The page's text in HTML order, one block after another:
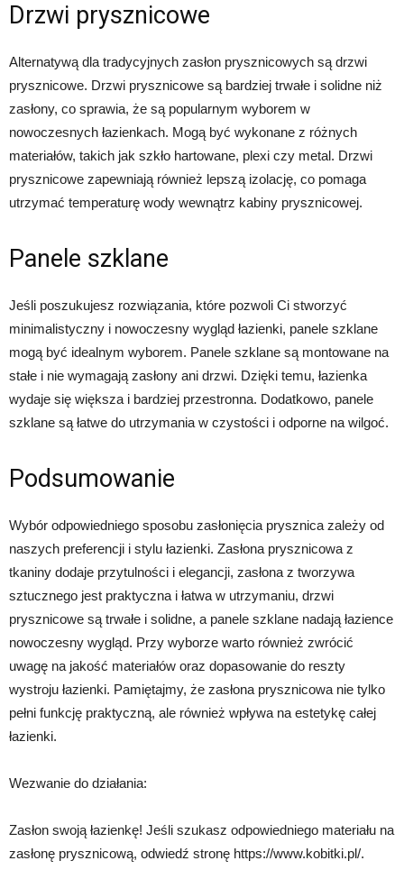
Drzwi prysznicowe
Alternatywą dla tradycyjnych zasłon prysznicowych są drzwi
prysznicowe. Drzwi prysznicowe są bardziej trwałe i solidne niż
zasłony, co sprawia, że są popularnym wyborem w
nowoczesnych łazienkach. Mogą być wykonane z różnych
materiałów, takich jak szkło hartowane, plexi czy metal. Drzwi
prysznicowe zapewniają również lepszą izolację, co pomaga
utrzymać temperaturę wody wewnątrz kabiny prysznicowej.
Panele szklane
Jeśli poszukujesz rozwiązania, które pozwoli Ci stworzyć
minimalistyczny i nowoczesny wygląd łazienki, panele szklane
mogą być idealnym wyborem. Panele szklane są montowane na
stałe i nie wymagają zasłony ani drzwi. Dzięki temu, łazienka
wydaje się większa i bardziej przestronna. Dodatkowo, panele
szklane są łatwe do utrzymania w czystości i odporne na wilgoć.
Podsumowanie
Wybór odpowiedniego sposobu zasłonięcia prysznica zależy od
naszych preferencji i stylu łazienki. Zasłona prysznicowa z
tkaniny dodaje przytulności i elegancji, zasłona z tworzywa
sztucznego jest praktyczna i łatwa w utrzymaniu, drzwi
prysznicowe są trwałe i solidne, a panele szklane nadają łazience
nowoczesny wygląd. Przy wyborze warto również zwrócić
uwagę na jakość materiałów oraz dopasowanie do reszty
wystroju łazienki. Pamiętajmy, że zasłona prysznicowa nie tylko
pełni funkcję praktyczną, ale również wpływa na estetykę całej
łazienki.
Wezwanie do działania:
Zasłon swoją łazienkę! Jeśli szukasz odpowiedniego materiału na
zasłonę prysznicową, odwiedź stronę https://www.kobitki.pl/.